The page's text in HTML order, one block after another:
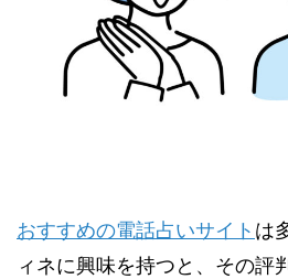
おすすめの電話占いサイト は
ィネに興味を持つと、その評